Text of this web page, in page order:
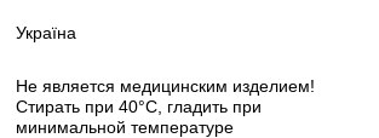
Україна
Не является медицинским изделием!
Стирать при 40°C, гладить при
минимальной температуре